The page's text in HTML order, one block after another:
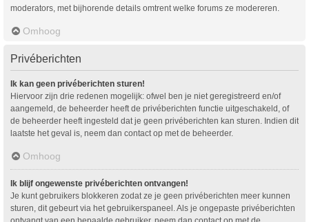
moderators, met bijhorende details omtrent welke forums ze modereren.
Omhoog
Privéberichten
Ik kan geen privéberichten sturen!
Hiervoor zijn drie redenen mogelijk: ofwel ben je niet geregistreerd en/of
aangemeld, de beheerder heeft de privéberichten functie uitgeschakeld, of
de beheerder heeft ingesteld dat je geen privéberichten kan sturen. Indien dit
laatste het geval is, neem dan contact op met de beheerder.
Omhoog
Ik blijf ongewenste privéberichten ontvangen!
Je kunt gebruikers blokkeren zodat ze je geen privéberichten meer kunnen
sturen, dit gebeurt via het gebruikerspaneel. Als je ongepaste privéberichten